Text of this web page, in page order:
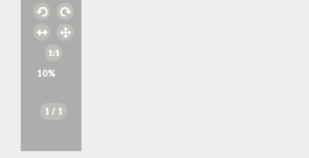
10%
1 / 1